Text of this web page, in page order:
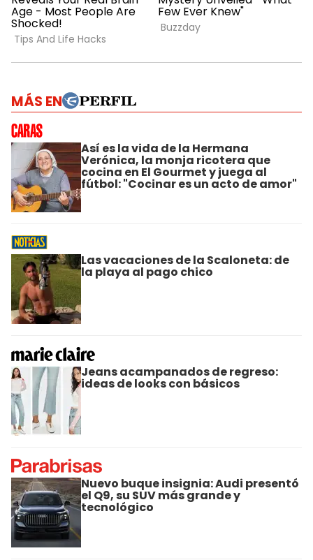
MÁS EN
Así es la vida de la Hermana
Verónica, la monja ricotera que
cocina en El Gourmet y juega al
fútbol: "Cocinar es un acto de amor"
Las vacaciones de la Scaloneta: de
la playa al pago chico
Jeans acampanados de regreso:
ideas de looks con básicos
Nuevo buque insignia: Audi presentó
el Q9, su SUV más grande y
tecnológico